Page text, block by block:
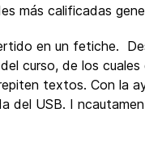
más calificadas
en un fetiche.
curso, de los
textos. Con la
del USB. I